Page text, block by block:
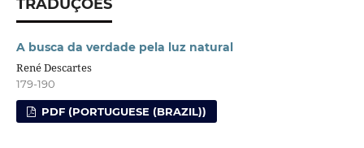
TRADUÇÕES
A busca da verdade pela luz natural
René Descartes
179-190
PDF (PORTUGUESE (BRAZIL))